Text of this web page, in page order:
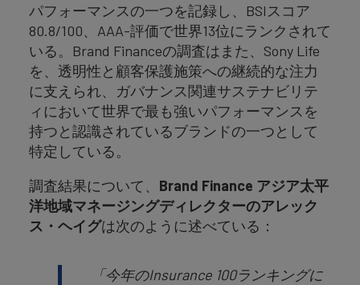
パフォーマンスの一つを記録し、BSIスコア
80.8/100、AAA-評価で世界13位にランクされて
いる。Brand Financeの調査はまた、Sony Life
を、透明性と顧客保護施策への継続的な注力
に支えられ、ガバナンス関連サステナビリテ
ィにおいて世界で最も強いパフォーマンスを
持つと認識されているブランドの一つとして
特定している。
調査結果について、 Brand Finance アジア太平
洋地域マネージングディレクターのアレック
ス・ヘイグは次のように述べている：
「今年のInsurance 100ランキングに